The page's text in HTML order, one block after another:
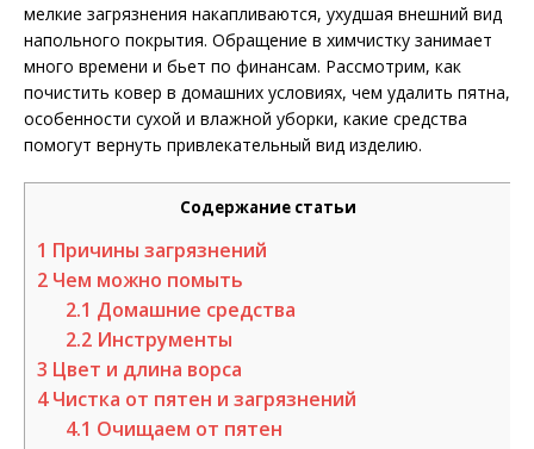
мелкие загрязнения накапливаются, ухудшая внешний вид
напольного покрытия. Обращение в химчистку занимает
много времени и бьет по финансам. Рассмотрим, как
почистить ковер в домашних условиях, чем удалить пятна,
особенности сухой и влажной уборки, какие средства
помогут вернуть привлекательный вид изделию.
Содержание статьи
1 Причины загрязнений
2 Чем можно помыть
2.1 Домашние средства
2.2 Инструменты
3 Цвет и длина ворса
4Чистка от пятен и загрязнений
4.1 Очищаем от пятен